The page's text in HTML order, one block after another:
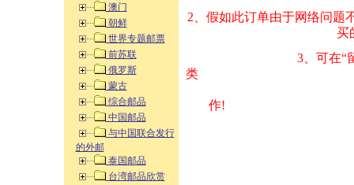
澳门
朝鲜
世界专题邮票
前苏联
俄罗斯
蒙古
综合邮品
中国邮品
与中国联合发行
的外邮
泰国邮品
台湾邮品欣赏
2、假如此订单由
买的邮品的“
3、可在“
类 方式告之
作!